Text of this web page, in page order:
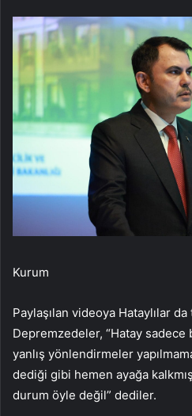
Kurum
Paylaşılan videoya Hataylılar
Depremzedeler, “Hatay
yanlış yönlendirmeler
dediği gibi hemen ayağa
durum öyle değil” dediler.